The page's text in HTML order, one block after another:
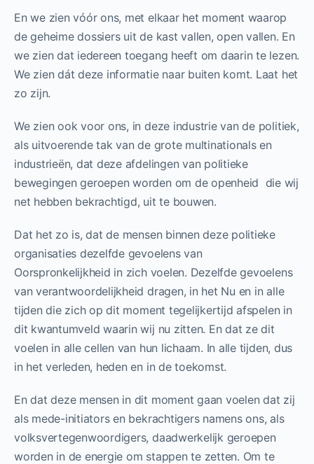
En we zien vóór ons, met elkaar het moment waarop
de geheime dossiers uit de kast vallen, open vallen. En
we zien dat iedereen toegang heeft om daarin te lezen.
We zien dát deze informatie naar buiten komt. Laat het
zo zijn.
We zien ook voor ons, in deze industrie van de politiek,
als uitvoerende tak van de grote multinationals en
industrieën, dat deze afdelingen van politieke
bewegingen geroepen worden om de openheid die wij
net hebben bekrachtigd, uit te bouwen.
Dat het zo is, dat de mensen binnen deze politieke
organisaties dezelfde gevoelens van
Oorspronkelijkheid in zich voelen. Dezelfde gevoelens
van verantwoordelijkheid dragen, in het Nu en in alle
tijden die zich op dit moment tegelijkertijd afspelen in
dit kwantumveld waarin wij nu zitten. En dat ze dit
voelen in alle cellen van hun lichaam. In alle tijden, dus
in het verleden, heden en in de toekomst.
En dat deze mensen in dit moment gaan voelen dat zij
als mede-initiators en bekrachtigers namens ons, als
volksvertegenwoordigers, daadwerkelijk geroepen
worden in de energie om stappen te zetten. Om te